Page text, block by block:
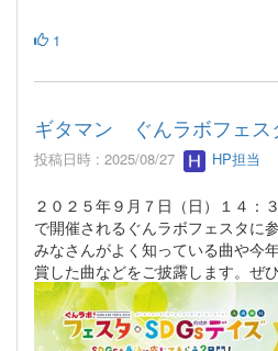
1
ギタマン ぐんラボフェス
投稿日時 : 2025/08/27 HP担当
２０２５年９月７日（日）１４：
で開催されるぐんラボフェスタに
みなさんがよく知っている曲や今
賞した曲などをご披露します。ぜ